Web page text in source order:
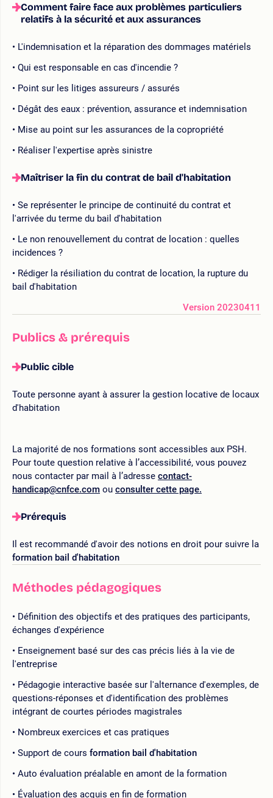
Comment faire face aux problèmes particuliers
relatifs à la sécurité et aux assurances
L'indemnisation et la réparation des dommages matériels
Qui est responsable en cas d'incendie ?
Point sur les litiges assureurs / assurés
Dégât des eaux : prévention, assurance et indemnisation
Mise au point sur les assurances de la copropriété
Réaliser l'expertise après sinistre
Maîtriser la fin du contrat de bail d'habitation
Se représenter le principe de continuité du contrat et
l'arrivée du terme du bail d'habitation
Le non renouvellement du contrat de location : quelles
incidences ?
Rédiger la résiliation du contrat de location, la rupture du
bail d'habitation
Version 20230411
Publics & prérequis
Public cible
Toute personne ayant à assurer la gestion locative de locaux
d'habitation
La majorité de nos formations sont accessibles aux PSH.
Pour toute question relative à l’accessibilité, vous pouvez
nous contacter par mail à l’adresse contact-
handicap@cnfce.com ou consulter cette page.
Prérequis
Il est recommandé d'avoir des notions en droit pour suivre la
formation bail d'habitation
Méthodes pédagogiques
Définition des objectifs et des pratiques des participants,
échanges d'expérience
Enseignement basé sur des cas précis liés à la vie de
l'entreprise
Pédagogie interactive basée sur l'alternance d'exemples, de
questions-réponses et d'identification des problèmes
intégrant de courtes périodes magistrales
Nombreux exercices et cas pratiques
Support de cours formation bail d'habitation
Auto évaluation préalable en amont de la formation
Évaluation des acquis en fin de formation